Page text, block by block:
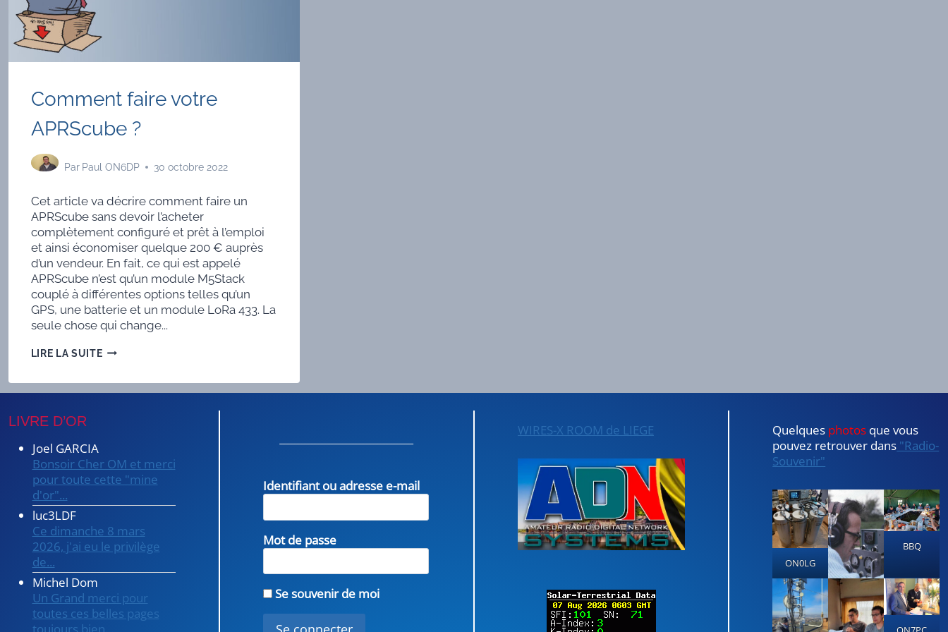
Comment faire votre
APRScube ?
Par Paul ON6DP 30 octobre 2022
Cet article va décrire comment faire un
APRScube sans devoir l’acheter
complètement configuré et prêt à l’emploi
et ainsi économiser quelque 200 € auprès
d’un vendeur. En fait, ce qui est appelé
APRScube n’est qu’un module M5Stack
couplé à différentes options telles qu’un
GPS, une batterie et un module LoRa 433. La
seule chose qui change...
LIRE LA SUITECOMMENT
LIVRE D’OR
Joel GARCIA
Bonsoir Cher OM et merci
pour toute cette "mine
d'or"...
luc3LDF
Ce dimanche 8 mars
2026, j'ai eu le privilège
de...
Michel Dom
Un Grand merci pour
toutes ces belles pages
Identifiant ou adresse e-mail
Mot de passe
Se souvenir de moi
WIRES-X ROOM de LIEGE Quelques photos que vous
pouvez retrouver dans "Radio-
Souvenir"
ON0LG
BBQ